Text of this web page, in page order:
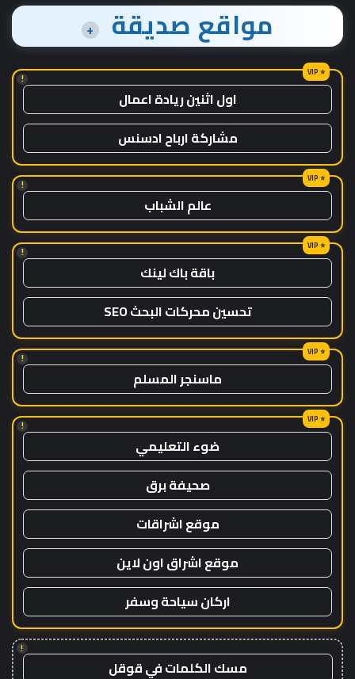
مواقع صديقة +
!
اول اثنين ريادة اعمال
مشاركة ارباح ادسنس
!
عالم الشباب
!
باقة باك لينك
تحسين محركات البحث SEO
!
ماسنجر المسلم
!
ضوء التعليمي
صحيفة برق
موقع اشراقات
موقع اشراق اون لاين
اركان سياحة وسفر
!
مسك الكلمات في قوقل